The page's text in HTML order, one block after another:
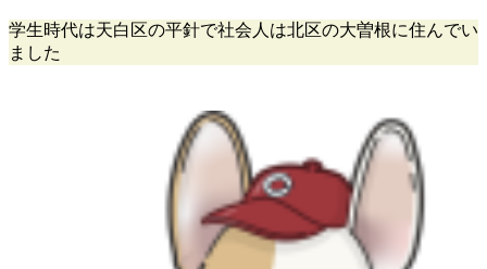
学生時代は天白区の平針で社会人は北区の大曽根に住んでい
ました